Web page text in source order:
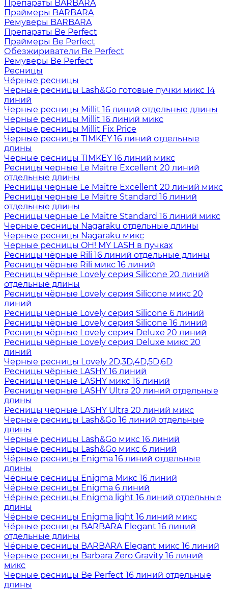
Препараты BARBARA
Праймеры BARBARA
Ремуверы BARBARA
Препараты Be Perfect
Праймеры Be Perfect
Обезжириватели Be Perfect
Ремуверы Be Perfect
Ресницы
Чёрные ресницы
Черные ресницы Lash&Go готовые пучки микс 14
линий
Черные ресницы Millit 16 линий отдельные длины
Черные ресницы Millit 16 линий микс
Черные ресницы Millit Fix Price
Черные ресницы TIMKEY 16 линий отдельные
длины
Черные ресницы TIMKEY 16 линий микс
Ресницы черные Le Maitre Excellent 20 линий
отдельные длины
Ресницы черные Le Maitre Excellent 20 линий микс
Ресницы черные Le Maitre Standard 16 линий
отдельные длины
Ресницы черные Le Maitre Standard 16 линий микс
Черные ресницы Nagaraku отдельные длины
Черные ресницы Nagaraku микс
Черные ресницы OH! MY LASH в пучках
Ресницы чёрные Rili 16 линий отдельные длины
Ресницы чёрные Rili микс 16 линий
Ресницы чёрные Lovely серия Silicone 20 линий
отдельные длины
Ресницы чёрные Lovely серия Silicone микс 20
линий
Ресницы чёрные Lovely серия Silicone 6 линий
Ресницы чёрные Lovely серия Silicone 16 линий
Ресницы чёрные Lovely серия Deluxe 20 линий
Ресницы чёрные Lovely серия Deluxe микс 20
линий
Черные ресницы Lovely 2D,3D,4D,5D,6D
Ресницы чёрные LASHY 16 линий
Ресницы чёрные LASHY микс 16 линий
Ресницы черные LASHY Ultra 20 линий отдельные
длины
Ресницы чёрные LASHY Ultra 20 линий микс
Черные ресницы Lash&Go 16 линий отдельные
длины
Черные ресницы Lash&Go микс 16 линий
Черные ресницы Lash&Go микс 6 линий
Чёрные ресницы Enigma 16 линий отдельные
длины
Чёрные ресницы Enigma Микс 16 линий
Чёрные ресницы Enigma 6 линий
Чёрные ресницы Enigma light 16 линий отдельные
длины
Чёрные ресницы Enigma light 16 линий микс
Чёрные ресницы BARBARA Elegant 16 линий
отдельные длины
Чёрные ресницы BARBARA Elegant микс 16 линий
Черные ресницы Barbara Zero Gravity 16 линий
микс
Черные ресницы Be Perfect 16 линий отдельные
длины